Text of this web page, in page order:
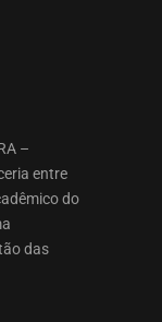
–
entre
do
das